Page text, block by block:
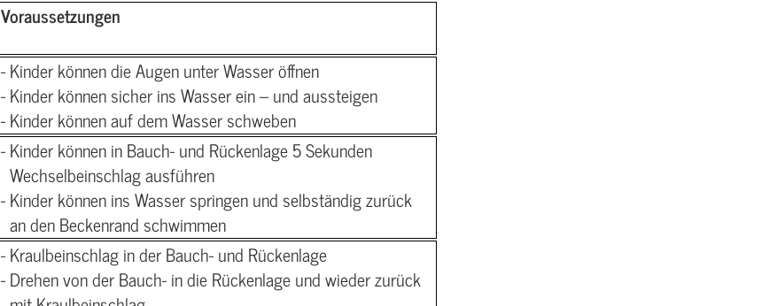
Voraussetzungen
- Kinder können die Augen unter Wasser öffnen
- Kinder können sicher ins Wasser ein – und aussteigen
- Kinder können auf dem Wasser schweben
- Kinder können in Bauch- und Rückenlage 5 Sekunden
Wechselbeinschlag ausführen
- Kinder können ins Wasser springen und selbständig zurück
an den Beckenrand schwimmen
- Kraulbeinschlag in der Bauch- und Rückenlage
- Drehen von der Bauch- in die Rückenlage und wieder zurück